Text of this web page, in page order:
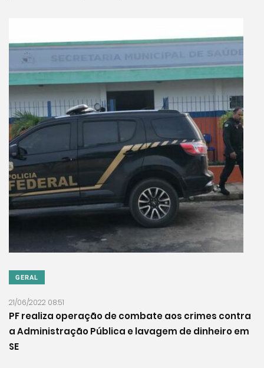
GERAL
21/06/2022 08:51
PF realiza operação de combate aos crimes contra
a Administração Pública e lavagem de dinheiro em
SE